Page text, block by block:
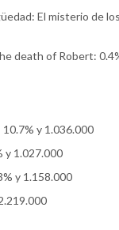
El misterio de
death of Robert:
y 1.036.000
y 1.027.000
y 1.158.000